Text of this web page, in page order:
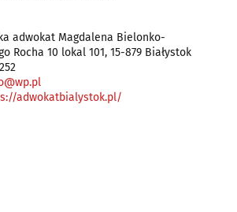
adwokat Magdalena Bielonko-
Rocha 10 lokal 101, 15-879 Białystok
adwokatbialystok.pl/